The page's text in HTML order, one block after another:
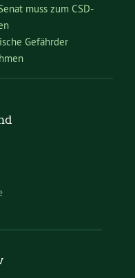
muss zum CSD-
Gefährder